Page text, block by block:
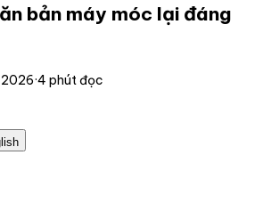
bản máy móc lại đáng
·4 phút đọc